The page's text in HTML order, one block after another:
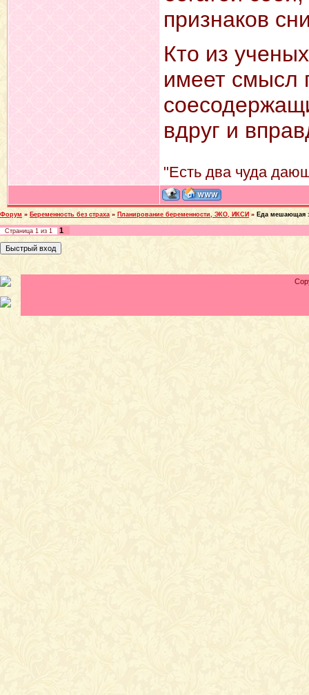
признаков
Кто из
имеет смысл
вдруг и
"Есть два чуда
Форум » Беременность без страха » Планирование беременности, ЭКО, ИКСИ » Еда мешающая
Страница 1 из 1 1